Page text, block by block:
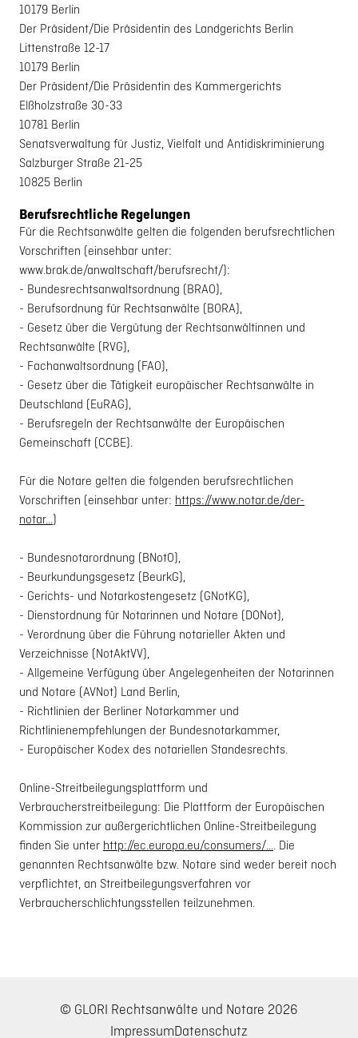
10179 Berlin
Der Präsident/Die Präsidentin des Landgerichts Berlin
Littenstraße 12-17
10179 Berlin
Der Präsident/Die Präsidentin des Kammergerichts
Elßholzstraße 30-33
10781 Berlin
Senatsverwaltung für Justiz, Vielfalt und Antidiskriminierung
Salzburger Straße 21-25
10825 Berlin
Berufsrechtliche Regelungen
Für die Rechtsanwälte gelten die folgenden berufsrechtlichen
Vorschriften (einsehbar unter:
www.brak.de/anwaltschaft/berufsrecht/):
- Bundesrechtsanwaltsordnung (BRAO),
- Berufsordnung für Rechtsanwälte (BORA),
- Gesetz über die Vergütung der Rechtsanwältinnen und
Rechtsanwälte (RVG),
- Fachanwaltsordnung (FAO),
- Gesetz über die Tätigkeit europäischer Rechtsanwälte in
Deutschland (EuRAG),
- Berufsregeln der Rechtsanwälte der Europäischen
Gemeinschaft (CCBE).
Für die Notare gelten die folgenden berufsrechtlichen
Vorschriften (einsehbar unter: https://www.notar.de/der-
notar...)
- Bundesnotarordnung (BNotO),
- Beurkundungsgesetz (BeurkG),
- Gerichts- und Notarkostengesetz (GNotKG),
- Dienstordnung für Notarinnen und Notare (DONot),
- Verordnung über die Führung notarieller Akten und
Verzeichnisse (NotAktVV),
- Allgemeine Verfügung über Angelegenheiten der Notarinnen
und Notare (AVNot) Land Berlin,
- Richtlinien der Berliner Notarkammer und
Richtlinienempfehlungen der Bundesnotarkammer,
- Europäischer Kodex des notariellen Standesrechts.
Online-Streitbeilegungsplattform und
Verbraucherstreitbeilegung: Die Plattform der Europäischen
Kommission zur außergerichtlichen Online-Streitbeilegung
finden Sie unter http://ec.europa.eu/consumers/.... Die
genannten Rechtsanwälte bzw. Notare sind weder bereit noch
verpflichtet, an Streitbeilegungsverfahren vor
Verbraucherschlichtungsstellen teilzunehmen.
© GLORI Rechtsanwälte und Notare 2026
ImpressumDatenschutz